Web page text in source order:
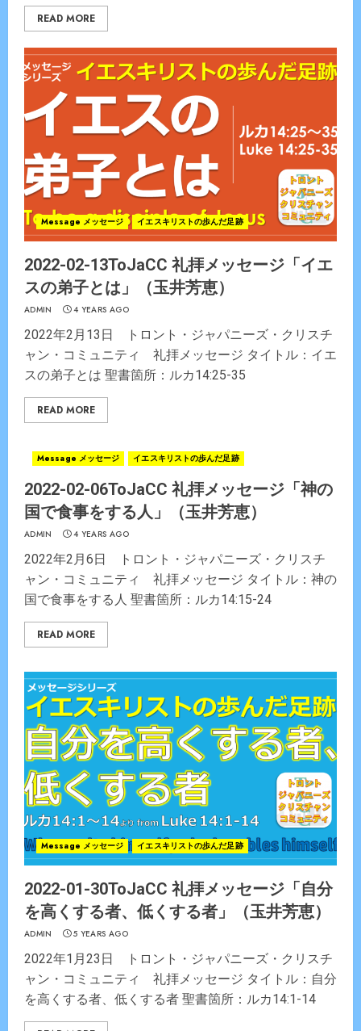
READ MORE
Message メッセージ イエスキリストの歩んだ足跡
2022-02-13ToJaCC 礼拝メッセージ「イエ
スの弟子とは」（玉井芳恵）
ADMIN 4 YEARS AGO
2022年2月13日 トロント・ジャパニーズ・クリスチ
ャン・コミュニティ 礼拝メッセージ タイトル：イエ
スの弟子とは 聖書箇所：ルカ14:25-35
READ MORE
Message メッセージ イエスキリストの歩んだ足跡
2022-02-06ToJaCC 礼拝メッセージ「神の
国で食事をする人」（玉井芳恵）
ADMIN 4 YEARS AGO
2022年2月6日 トロント・ジャパニーズ・クリスチ
ャン・コミュニティ 礼拝メッセージ タイトル：神の
国で食事をする人 聖書箇所：ルカ14:15-24
READ MORE
Message メッセージ イエスキリストの歩んだ足跡
2022-01-30ToJaCC 礼拝メッセージ「自分
を高くする者、低くする者」（玉井芳恵）
ADMIN 5 YEARS AGO
2022年1月23日 トロント・ジャパニーズ・クリスチ
ャン・コミュニティ 礼拝メッセージ タイトル：自分
を高くする者、低くする者 聖書箇所：ルカ14:1-14